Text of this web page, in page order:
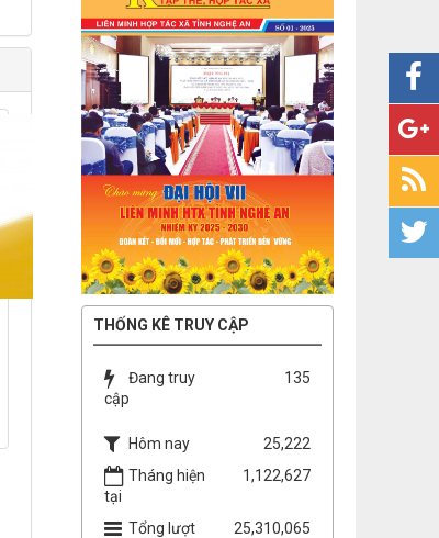
THỐNG KÊ TRUY CẬP
Đang truy
cập
135
Hôm nay
25,222
Tháng hiện
tại
1,122,627
Tổng lượt
25,310,065